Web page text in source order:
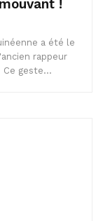
!
a été le
rappeur
Ce geste…